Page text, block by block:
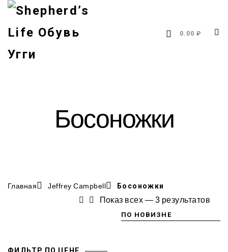
0.00 ₽
Босоножки
Главная Jeffrey Campbell Босоножки
Показ всех — 3 результатов